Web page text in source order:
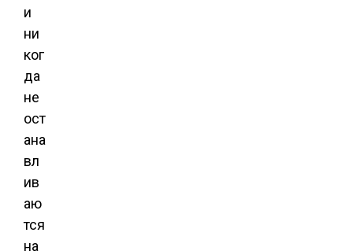
и
ни
ког
да
не
ост
ана
вл
ив
аю
тся
на